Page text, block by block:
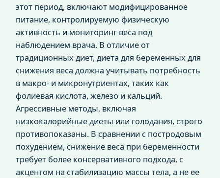
этот период, включают модифицированное
питание, контролируемую физическую
активность и мониторинг веса под
наблюдением врача. В отличие от
традиционных диет, диета для беременных для
снижения веса должна учитывать потребность
в макро- и микронутриентах, таких как
фолиевая кислота, железо и кальций.
Агрессивные методы, включая
низкокалорийные диеты или голодания, строго
противопоказаны. В сравнении с постродовым
похудением, снижение веса при беременности
требует более консервативного подхода, с
акцентом на стабилизацию массы тела, а не ее